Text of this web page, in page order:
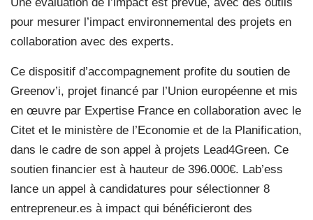
pour mesurer l’impact environnemental des projets en
collaboration avec des experts.
Ce dispositif d’accompagnement profite du soutien de
Greenov’i, projet financé par l’Union européenne et mis
en œuvre par Expertise France en collaboration avec le
Citet et le ministère de l’Economie et de la Planification,
dans le cadre de son appel à projets Lead4Green. Ce
soutien financier est à hauteur de 396.000€. Lab’ess
lance un appel à candidatures pour sélectionner 8
entrepreneur.es à impact qui bénéficieront des